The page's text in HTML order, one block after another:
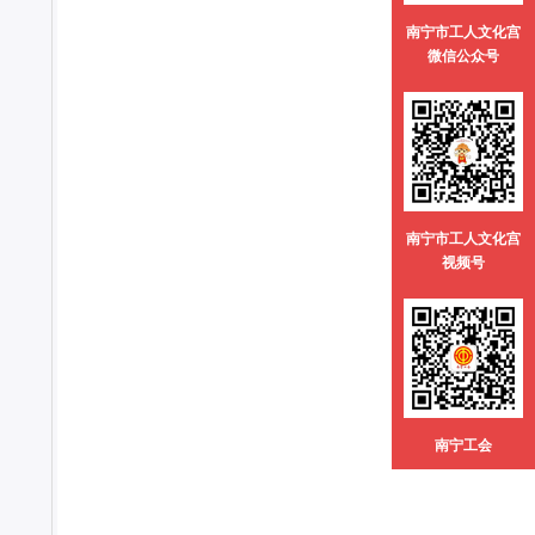
南宁市工人文化宫
微信公众号
南宁市工人文化宫
视频号
南宁工会